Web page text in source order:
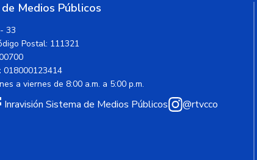
Medios Públicos
33
Postal: 111321
018000123414
a viernes de 8:00 a.m. a 5:00 p.m.
Inravisión Sistema de Medios Públicos @rtvcco